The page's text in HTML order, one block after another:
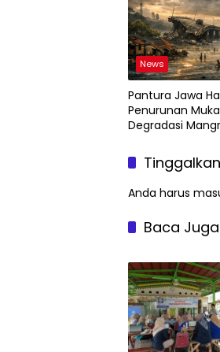
News
Pantura Jawa
Penurunan
Degradasi
Geospasial
Anda harus
Baca Juga